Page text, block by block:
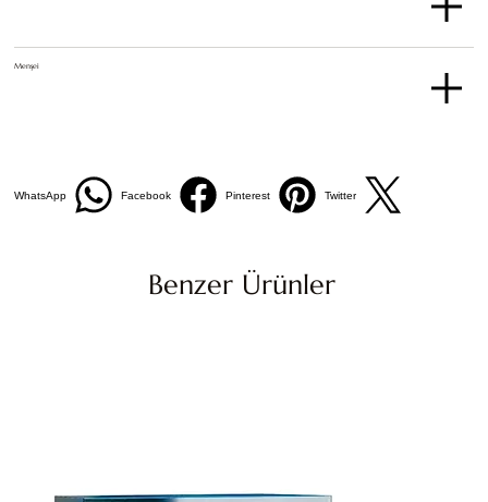
Menşei
Facebook
WhatsApp Twitter
Pinterest
Benzer Ürünler